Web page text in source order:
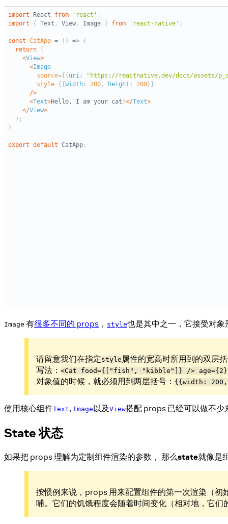
Image 有很多不同的 props ， style也是其中之一，它接受对
请留意我们在指定style 属性的宽高时所用到的双层
写法： <Cat food={["fish", "kibble"]} /> age={2}
对象值的时候，就必须用到两层括号： {{width:
使用核心组件Text, Image以及 View搭配 props 已经可以做不
State 状态
如果把 props 理解为定制组件渲染的参数， 那么state就像是
按惯例来说，props 用来配置组件的第一次渲染（
哺。它们的饥饿程度会随着时间变化（相对地，它